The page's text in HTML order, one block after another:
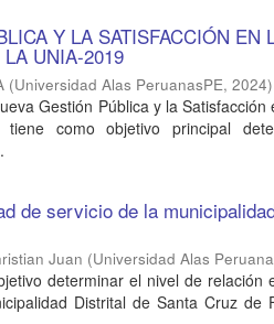
Y LA SATISFACCIÓN EN
UNIA-2019
(Universidad Alas PeruanasPE,2024)
Gestión Pública y la
tiene como objetivo principal
de servicio de la
Juan (Universidad Alas
determinar el nivel de relación
Distrital de Santa Cruz de